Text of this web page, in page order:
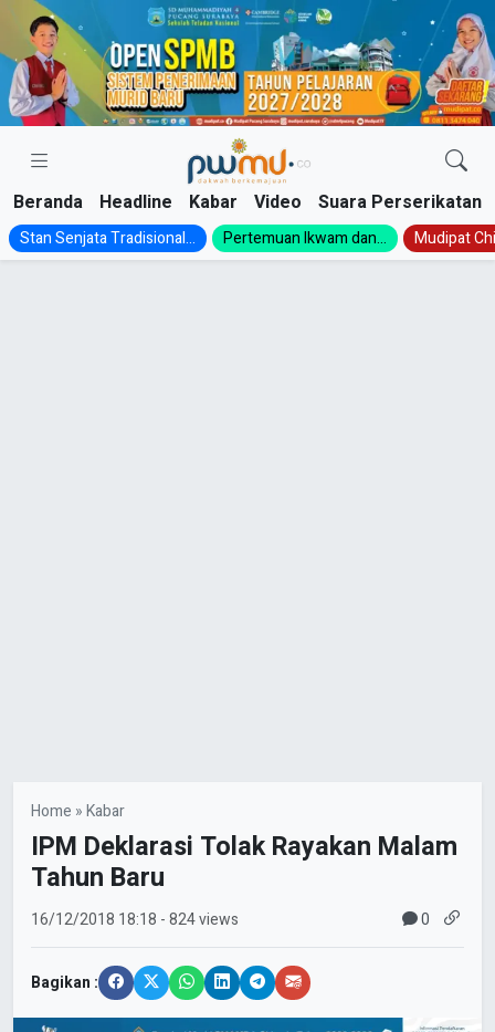
Skip
content
Beranda Headline Kabar Video Suara Perserikatan
Stan Senjata Tradisional... Pertemuan Ikwam dan... Mudipat
Home »Kabar
IPM Deklarasi Tolak Rayakan Malam
Tahun Baru
16/12/2018 18:18 - 824 views 0
Bagikan :